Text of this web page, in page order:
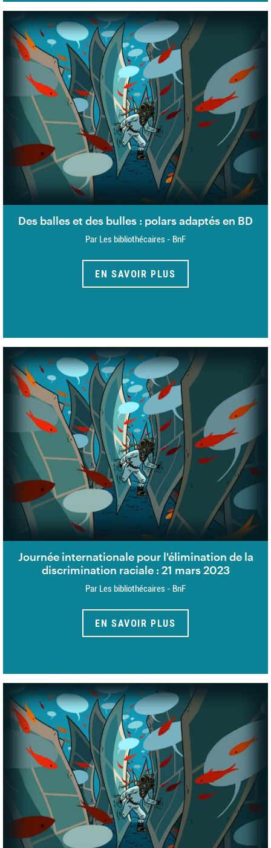
Des balles et des bulles : polars adaptés en BD
Par Les bibliothécaires - BnF
EN SAVOIR PLUS
Journée internationale pour l'élimination de la
discrimination raciale : 21 mars 2023
Par Les bibliothécaires - BnF
EN SAVOIR PLUS